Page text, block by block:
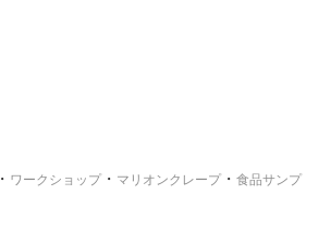
・ ワークショップ ・ マリオンクレープ ・ 食品サンプ